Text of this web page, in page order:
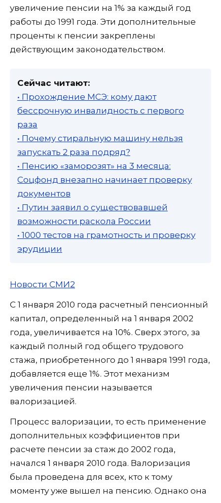
увеличение пенсии на 1% за каждый год
работы до 1991 года. Эти дополнительные
проценты к пенсии закреплены
действующим законодательством.
Сейчас читают:
• Прохождение МСЭ: кому дают
бессрочную инвалидность с первого
раза
• Почему стиральную машину нельзя
запускать 2 раза подряд?
• Пенсию «заморозят» на 3 месяца:
Соцфонд внезапно начинает проверку
документов
• Путин заявил о существовавшей
возможности раскола России
• 1000 тестов на грамотность и проверку
эрудиции
Новости СМИ2
С 1 января 2010 года расчетный пенсионный
капитал, определенный на 1 января 2002
года, увеличивается на 10%. Сверх этого, за
каждый полный год общего трудового
стажа, приобретенного до 1 января 1991 года,
добавляется еще 1%. Этот механизм
увеличения пенсии называется
валоризацией.
Процесс валоризации, то есть применение
дополнительных коэффициентов при
расчете пенсии за стаж до 2002 года,
начался 1 января 2010 года. Валоризация
была проведена для всех, кто к тому
моменту уже вышел на пенсию. Однако она